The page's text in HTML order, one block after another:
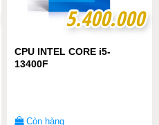
5.400.000
5.400.000
CPU INTEL CORE i5-
13400F
Còn hàng